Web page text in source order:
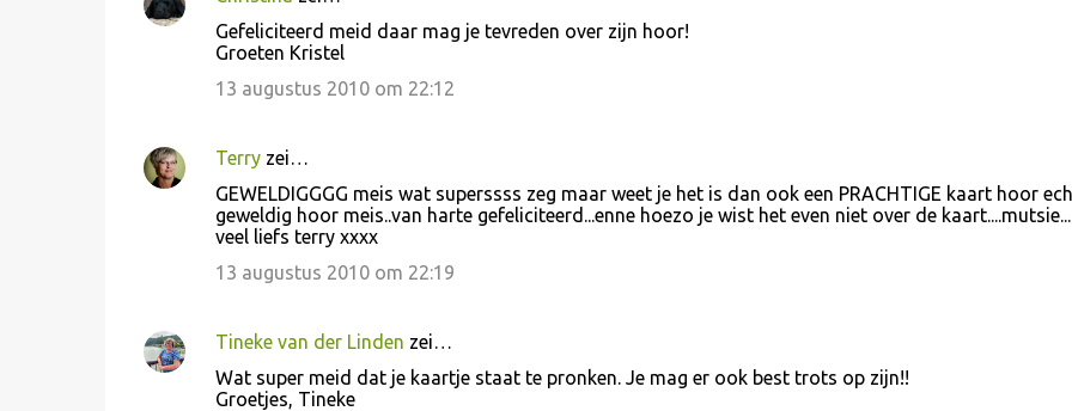
Gefeliciteerd meid daar mag je tevreden over zijn hoor!
Groeten Kristel
13 augustus 2010 om 22:12
Terryzei…
GEWELDIGGGG meis wat superssss zeg maar weet je het is dan ook een PRACHTIGE kaart hoor
geweldig hoor meis..van harte gefeliciteerd...enne hoezo je wist het even niet over de
veel liefs terry xxxx
13 augustus 2010 om 22:19
Tineke van der Linden zei…
Wat super meid dat je kaartje staat te pronken. Je mag er ook best trots op zijn!!
Groetjes, Tineke